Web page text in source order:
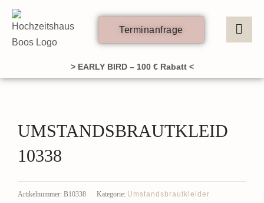
Zum
Inhalt
springen
Terminanfrage
> EARLY BIRD – 100 € Rabatt <
UMSTANDSBRAUTKLEID
10338
Artikelnummer: B10338 Kategorie: Umstandsbrautkleider